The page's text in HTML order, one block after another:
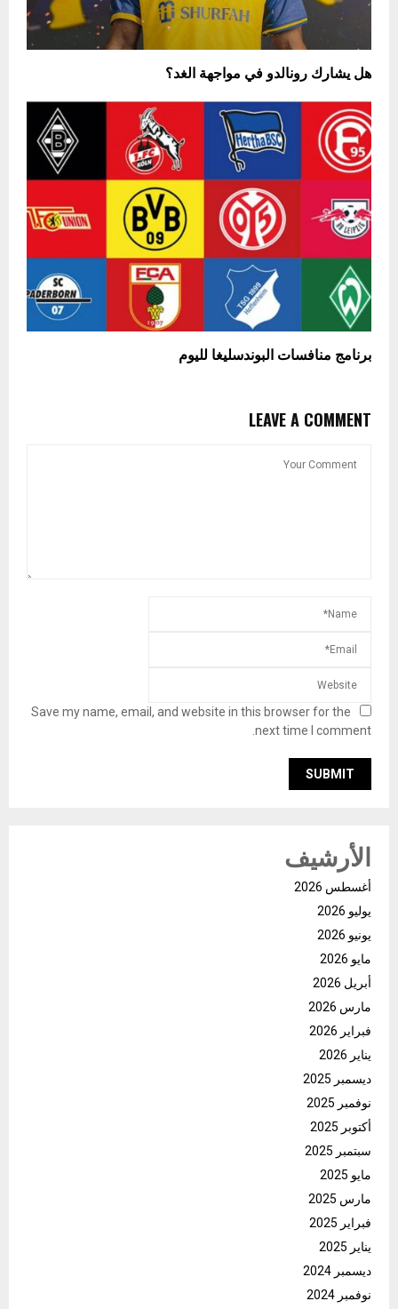
هل يشارك رونالدو في مواجهة الغد؟
برنامج منافسات البوندسليغا لليوم
LEAVE A COMMENT
Save my name, email, and website in this browser for the
next time I comment.
الأرشيف
أغسطس 2026
يوليو 2026
يونيو 2026
مايو 2026
أبريل 2026
مارس 2026
فبراير 2026
يناير 2026
ديسمبر 2025
نوفمبر 2025
أكتوبر 2025
سبتمبر 2025
مايو 2025
مارس 2025
فبراير 2025
يناير 2025
ديسمبر 2024
نوفمبر 2024